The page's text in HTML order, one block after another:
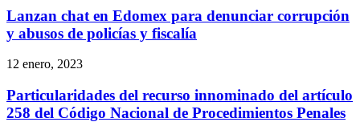
Lanzan chat en Edomex para denunciar corrupción
y abusos de policías y fiscalía
12 enero, 2023
Particularidades del recurso innominado del artículo
258 del Código Nacional de Procedimientos Penales